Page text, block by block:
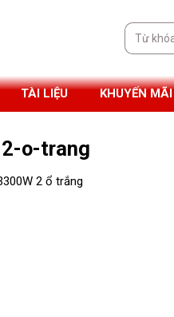
Tìm
kiếm:
TÀI LIỆU KHUYẾN MÃI
o-trang
2 ổ trắng